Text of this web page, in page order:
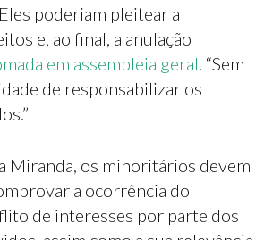
poderiam pleitear a
e, ao final, a anulação
em assembleia geral. “Sem
de responsabilizar os
Miranda, os minoritários devem
a ocorrência do
de interesses por parte dos